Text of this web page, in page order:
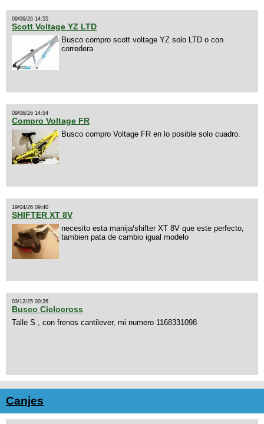
09/06/26 14:55
Scott Voltage YZ LTD
Busco compro scott voltage YZ solo LTD o con
corredera
09/06/26 14:54
Compro Voltage FR
Busco compro Voltage FR en lo posible solo cuadro.
19/04/26 09:40
SHIFTER XT 8V
necesito esta manija/shifter XT 8V que este perfecto,
tambien pata de cambio igual modelo
03/12/25 00:26
Busco Ciclocross
Talle S , con frenos cantilever, mi numero 1168331098
Canjes